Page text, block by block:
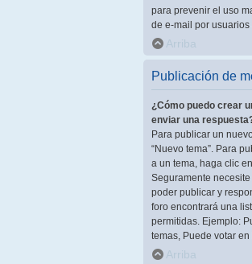
para prevenir el uso
de e-mail por
Arriba
Publicación de
¿Cómo puedo crear
enviar una
Para publicar un
“Nuevo tema”. Para
a un tema, haga clic
Seguramente
poder publicar y
foro encontrará una
permitidas. Ejemplo:
temas, Puede votar
Arriba